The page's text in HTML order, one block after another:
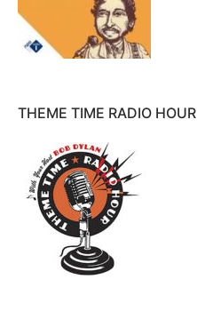
THEME TIME RADIO HOUR